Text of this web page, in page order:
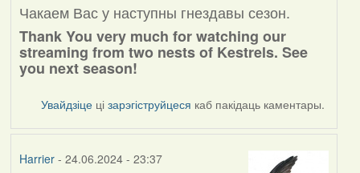
Чакаем Вас у наступны гнездавы сезон.
Thank You very much for watching our
streaming from two nests of Kestrels. See
you next season!
Увайдзіце цізарэгіструйцеся каб пакідаць каментары.
Harrier- 24.06.2024 - 23:37